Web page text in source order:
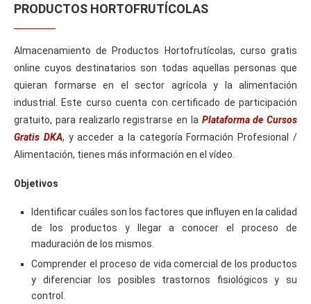
PRODUCTOS HORTOFRUTÍCOLAS
Almacenamiento de Productos Hortofrutícolas, curso gratis
online cuyos destinatarios son todas aquellas personas que
quieran formarse en el sector agrícola y la alimentación
industrial. Este curso cuenta con certificado de participación
gratuito, para realizarlo registrarse en la Plataforma de Cursos
Gratis DKA, y acceder a la categoría Formación Profesional /
Alimentación, tienes más información en el vídeo.
Objetivos
Identificar cuáles son los factores que influyen en la calidad
de los productos y llegar a conocer el proceso de
maduración de los mismos.
Comprender el proceso de vida comercial de los productos
y diferenciar los posibles trastornos fisiológicos y su
control.